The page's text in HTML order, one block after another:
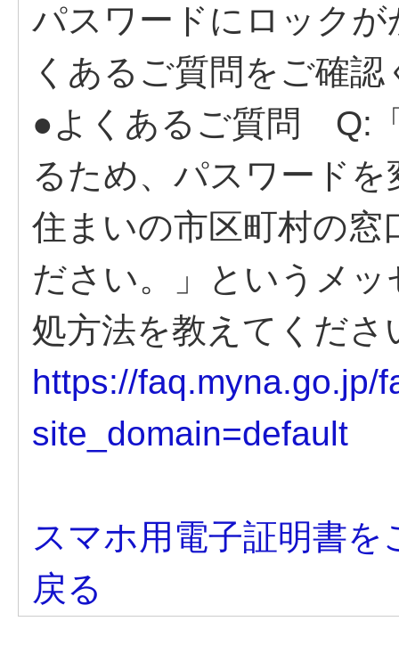
パスワードにロック
くあるご質問をご確
●よくあるご質問 Q:
るため、パスワード
住まいの市区町村の
ださい。」というメ
処方法を教えてくださ
https://faq.myna.go.jp/
site_domain=default
スマホ用電子証明書
戻る